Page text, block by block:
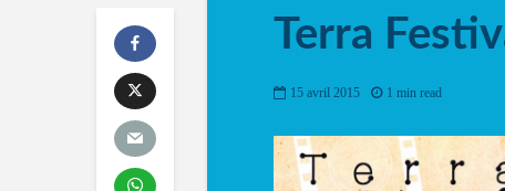
Terra
15 avril 2015 1 min read